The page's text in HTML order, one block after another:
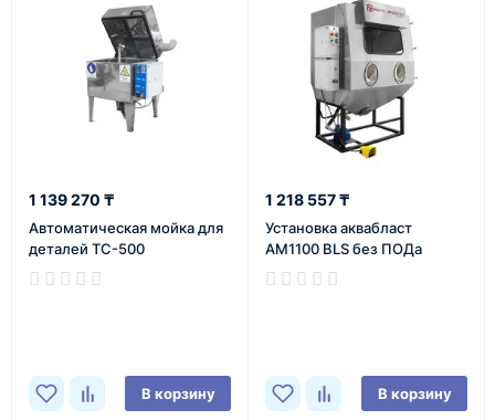
1 139 270 ₸
Автоматическая мойка для
деталей ТС-500
В корзину
1 218 557 ₸
Установка аквабласт
AM1100 BLS без ПОДа
В корзину